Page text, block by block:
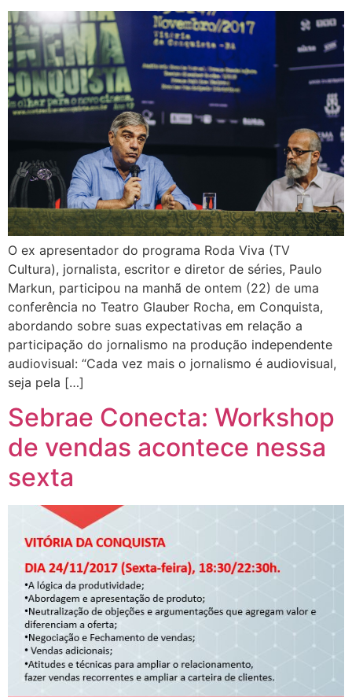
O ex apresentador do programa Roda Viva (TV
Cultura), jornalista, escritor e diretor de séries, Paulo
Markun, participou na manhã de ontem (22) de uma
conferência no Teatro Glauber Rocha, em Conquista,
abordando sobre suas expectativas em relação a
participação do jornalismo na produção independente
audiovisual: “Cada vez mais o jornalismo é audiovisual,
seja pela […]
Sebrae Conecta: Workshop
de vendas acontece nessa
sexta